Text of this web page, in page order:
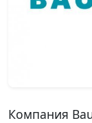
Компания